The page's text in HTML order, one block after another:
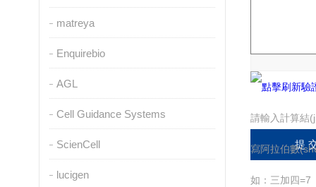
matreya
Enquirebio
AGL
Cell Guidance Systems
ScienCell
lucigen
請輸入計算結
寫阿拉伯數
如：三加四=7